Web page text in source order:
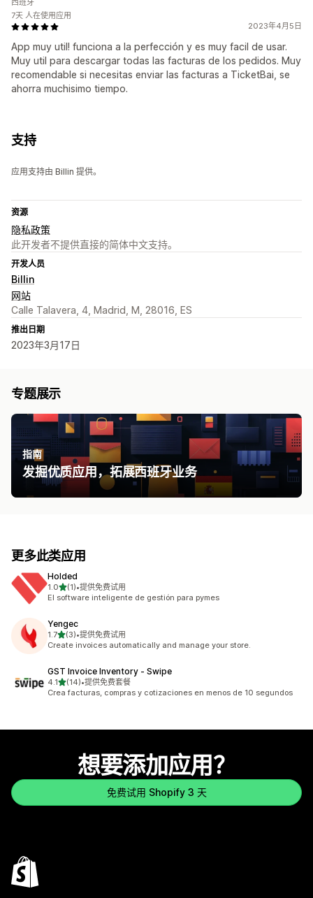
2023年4月5日
App muy util! funciona a la perfección y es muy facil de usar.
Muy util para descargar todas las facturas de los pedidos. Muy
recomendable si necesitas enviar las facturas a TicketBai, se
ahorra muchisimo tiempo.
西班牙
7天 人在使用应用
支持
应用支持由 Billin 提供。
资源
隐私政策
此开发者不提供直接的简体中文支持。
开发人员
Billin
网站
Calle Talavera, 4, Madrid, M, 28016, ES
推出日期
2023年3月17日
专题展示
指南
发掘优质应用，拓展西班牙业务
更多此类应用
Holded
1.0星（满分 5 星）
(1)
总共 1 条评论
•提供免费试用
El software inteligente de gestión para pymes
Yengec
1.7星（满分 5 星）
(3)
总共 3 条评论
•提供免费试用
Create invoices automatically and manage your store.
GST Invoice Inventory ‑ Swipe
4.1星（满分 5 星）
(14)
总共 14 条评论
•提供免费套餐
Crea facturas, compras y cotizaciones en menos de 10 segundos
想要添加应用？
免费试用 Shopify 3 天